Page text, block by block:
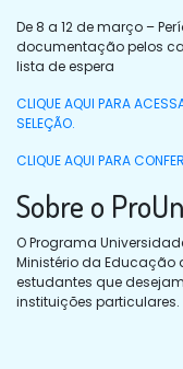
De 8 a 12 de março –
documentação pelos
lista de espera
CLIQUE AQUI PARA
SELEÇÃO.
CLIQUE AQUI PARA
Sobre o
O Programa
Ministério da Educação
estudantes que
instituições particulares.